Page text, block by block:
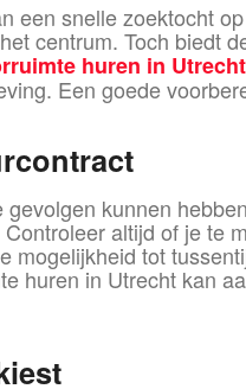
een snelle zoektocht
centrum. Toch biedt
huren in Utrecht
Een goede
kunnen
altijd of je te
mogelijkheid tot
huren in Utrecht kan